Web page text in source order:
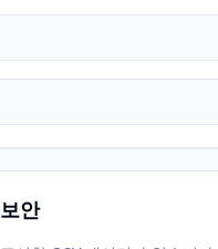
보안